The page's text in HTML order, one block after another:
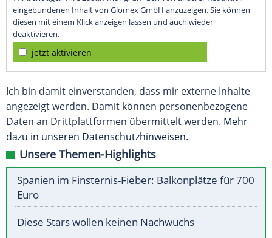
eingebundenen Inhalt von Glomex GmbH anzuzeigen. Sie können
diesen mit einem Klick anzeigen lassen und auch wieder
deaktivieren.
jetzt aktivieren
Ich bin damit einverstanden, dass mir externe Inhalte
angezeigt werden. Damit können personenbezogene
Daten an Drittplattformen übermittelt werden. Mehr
dazu in unseren Datenschutzhinweisen.
Unsere Themen-Highlights
Spanien im Finsternis-Fieber: Balkonplätze für 700
Euro
Diese Stars wollen keinen Nachwuchs